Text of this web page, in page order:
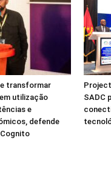
transformar
utilização
e
defende
SADC